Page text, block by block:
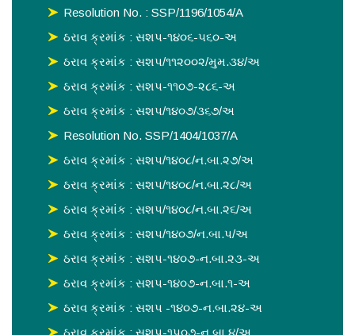
Resolution No. : SSP/1196/1054/A
ઠરાવ ક્રમાંક : સશપ-૧૪૦૬-૫૬૦-અ
ઠરાવ ક્રમાંક : સશપ/૧૧૨૦૦૨/મુમ.૩૪/અ
ઠરાવ ક્રમાંક : સશપ-૧૧૦૭-૨૮૬-અ
ઠરાવ ક્રમાંક : સશપ/૧૪૦૭/૩૬૭/અ
Resolution No. SSP/1404/1037/A
ઠરાવ ક્રમાંક : સશપ/૧૪૦૮/ન.બા.૨૭/અ
ઠરાવ ક્રમાંક : સશપ/૧૪૦૮/ન.બા.૨૮/અ
ઠરાવ ક્રમાંક : સશપ/૧૪૦૮/ન.બા.૨૬/અ
ઠરાવ ક્રમાંક : સશપ/૧૪૦૭/ન.બા.પ/અ
ઠરાવ ક્રમાંક : સશપ-૧૪૦૭-ન.બા.૨૩-અ
ઠરાવ ક્રમાંક : સશપ-૧૪૦૭-ન.બા.૧-અ
ઠરાવ ક્રમાંક : સશપ -૧૪૦૭-ન.બા.૨૪-અ
ઠરાવ ક્રમાંક : સશપ-૧૫૦૭-ન.બા.૪/અ